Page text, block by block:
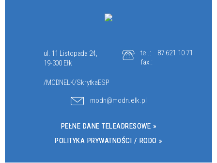
ul. 11 Listopada 24,
19-300 Ełk
/MODNELK/SkrytkaESP
tel.:
87 621 10 71
fax.:
modn@modn.elk.pl
PEŁNE DANE TELEADRESOWE »
POLITYKA PRYWATNOŚCI / RODO »